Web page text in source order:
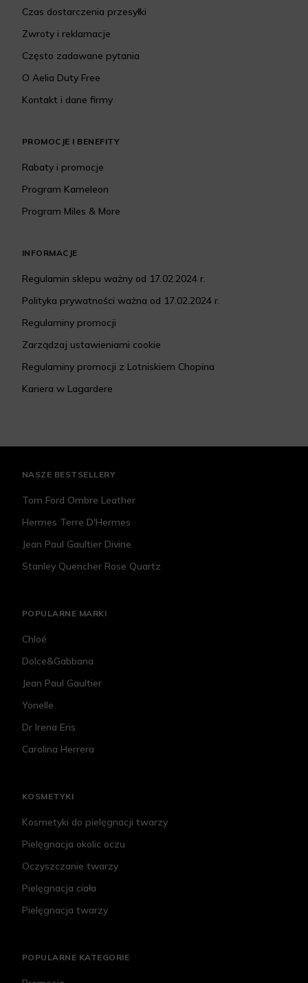
Czas dostarczenia przesyłki
Zwroty i reklamacje
Często zadawane pytania
O Aelia Duty Free
Kontakt i dane firmy
PROMOCJE I BENEFITY
Rabaty i promocje
Program Kameleon
Program Miles & More
INFORMACJE
Regulamin sklepu ważny od 17.02.2024 r.
Polityka prywatności ważna od 17.02.2024 r.
Regulaminy promocji
Zarządzaj ustawieniami cookie
Regulaminy promocji z Lotniskiem Chopina
Kariera w Lagardere
NASZE BESTSELLERY
Tom Ford Ombre Leather
Hermes Terre D'Hermes
Jean Paul Gaultier Divine
Stanley Quencher Rose Quartz
POPULARNE MARKI
Chloé
Dolce&Gabbana
Jean Paul Gaultier
Yonelle
Dr Irena Eris
Carolina Herrera
KOSMETYKI
Kosmetyki do pielęgnacji twarzy
Pielęgnacja okolic oczu
Oczyszczanie twarzy
Pielęgnacja ciała
Pielęgnacja twarzy
POPULARNE KATEGORIE